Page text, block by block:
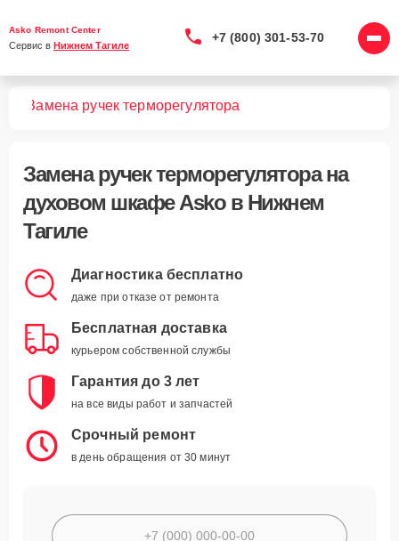
Asko Remont Center
Сервис в Нижнем Тагиле
+7 (800) 301-53-70
Замена ручек терморегулятора
Замена ручек терморегуляторана
духовом шкафе Asko в Нижнем
Тагиле
Диагностика бесплатно
даже при отказе от ремонта
Бесплатная доставка
курьером собственной службы
Гарантия до 3 лет
на все виды работ и запчастей
Срочный ремонт
в день обращения от 30 минут